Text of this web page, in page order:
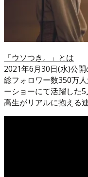
「ウソつき。」とは
2021年6月30日(水)公開
総フォロワー数350万
ーショーにて活躍した
高生がリアルに抱える